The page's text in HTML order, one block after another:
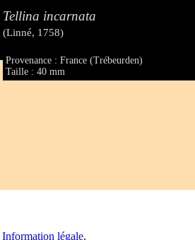
Tellina incarnata
(Linné, 1758)
Provenance : France (Trébeurden)
Taille : 40 mm
Information légale.